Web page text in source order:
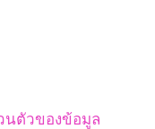
นตัวของข้อมูล